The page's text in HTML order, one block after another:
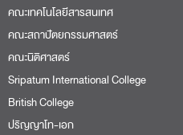
คณะเทคโนโลยีสารสนเทศ
คณะสถาปัตยกรรมศาสตร์
คณะนิติศาสตร์
Sripatum International College
British College
ปริญญาโท-เอก